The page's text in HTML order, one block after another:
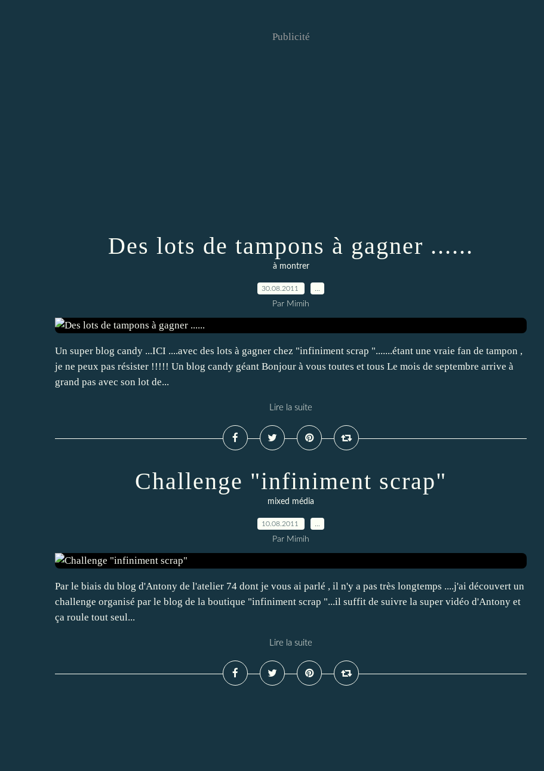
Publicité
Des lots de tampons à gagner ......
à montrer
30.08.2011
Par Mimih
Un super blog candy ...ICI ....avec des lots à gagner chez "infiniment scrap ".......étant une vraie fan de tampon ,
je ne peux pas résister !!!!! Un blog candy géant Bonjour à vous toutes et tous Le mois de septembre arrive à
grand pas avec son lot de...
Lire la suite
Challenge "infiniment scrap"
mixed média
10.08.2011
Par Mimih
Par le biais du blog d'Antony de l'atelier 74 dont je vous ai parlé , il n'y a pas très longtemps ....j'ai découvert un
challenge organisé par le blog de la boutique "infiniment scrap "...il suffit de suivre la super vidéo d'Antony et
ça roule tout seul...
Lire la suite